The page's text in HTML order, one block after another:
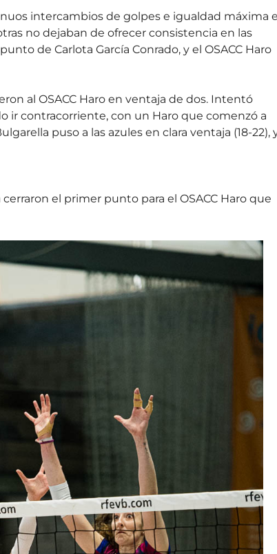
intercambios de golpes e igualdad máxima
no dejaban de ofrecer consistencia en las
de Carlota García Conrado, y el OSACC Haro
al OSACC Haro en ventaja de dos. Intentó
ir contracorriente, con un Haro que comenzó a
puso a las azules en clara ventaja (18-22),
el primer punto para el OSACC Haro que